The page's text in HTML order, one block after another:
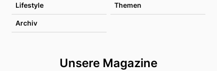
Lifestyle Themen
Archiv
Unsere Magazine